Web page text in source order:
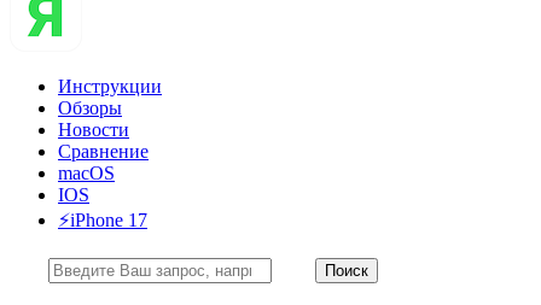
Инструкции
Обзоры
Новости
Сравнение
macOS
IOS
⚡️iPhone 17